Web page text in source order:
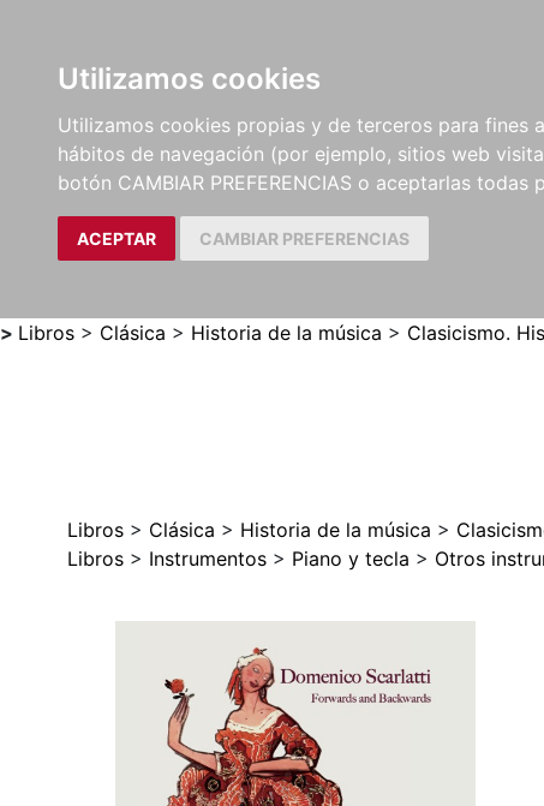
Utilizamos cookies
Utilizamos cookies propias y de terceros para fines
hábitos de navegación (por ejemplo, sitios web
botón CAMBIAR PREFERENCIAS o aceptarlas todas
ACEPTAR CAMBIAR PREFERENCIAS
LIBROS
MÉTODOS Y
EJERCICIOS
PARTITURAS Y EDICIONES
CRÍTICAS
> Libros > Clásica > Historia de la música > Clasicismo.
Libros > Clásica > Historia de la música >
Libros > Instrumentos > Piano y tecla > Otros